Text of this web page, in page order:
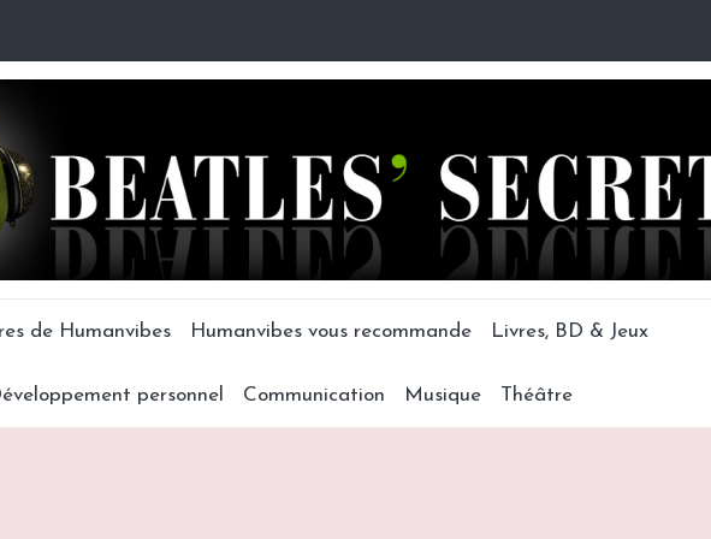
de Humanvibes Humanvibes vous recommande Livres, BD & Jeux
personnel Communication Musique Théâtre